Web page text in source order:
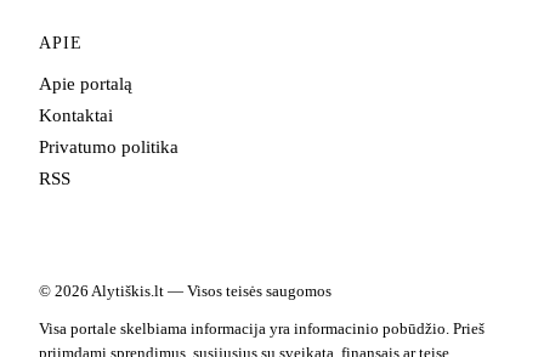
APIE
Apie portalą
Kontaktai
Privatumo politika
RSS
© 2026 Alytiškis.lt — Visos teisės saugomos
Visa portale skelbiama informacija yra informacinio pobūdžio. Prieš
priimdami sprendimus, susijusius su sveikata, finansais ar teise,